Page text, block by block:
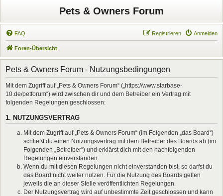
Pets & Owners Forum
FAQ Anmelden
Registrieren
Foren-Übersicht
Pets & Owners Forum - Nutzungsbedingungen
Mit dem Zugriff auf „Pets & Owners Forum“ („https://www.starbase-
10.de/petforum“) wird zwischen dir und dem Betreiber ein Vertrag mit
folgenden Regelungen geschlossen:
1. NUTZUNGSVERTRAG
Mit dem Zugriff auf „Pets & Owners Forum“ (im Folgenden „das Board“)
schließt du einen Nutzungsvertrag mit dem Betreiber des Boards ab (im
Folgenden „Betreiber“) und erklärst dich mit den nachfolgenden
Regelungen einverstanden.
Wenn du mit diesen Regelungen nicht einverstanden bist, so darfst du
das Board nicht weiter nutzen. Für die Nutzung des Boards gelten
jeweils die an dieser Stelle veröffentlichten Regelungen.
Der Nutzungsvertrag wird auf unbestimmte Zeit geschlossen und kann